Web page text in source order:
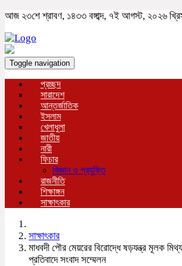
আজ ২৩শে শ্রাবণ, ১৪৩৩ বঙ্গাব্দ, ৭ই আগস্ট, ২০২৬
Toggle navigation
প্রচ্ছদ
সারাদেশ
আন্তর্জাতিক
ইসলাম
খেলাধুলা
জাতীয়
নারী
ফিচার
বিজ্ঞান ও প্রযুক্তি
রাজনীতি
শিক্ষাঙ্গন
সাক্ষাৎকার
সাক্ষাৎকার
মাধবদী পৌর মেয়রের বিরোদ্ধে ষড়যন্ত্র মূলক
প্রতিবাদে সংবাদ সম্মেলন